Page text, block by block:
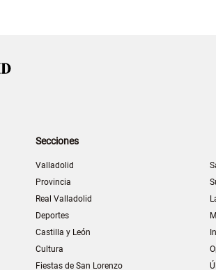
Secciones
Valladolid
Provincia
Real Valladolid
Deportes
Castilla y León
Cultura
Fiestas de San Lorenzo